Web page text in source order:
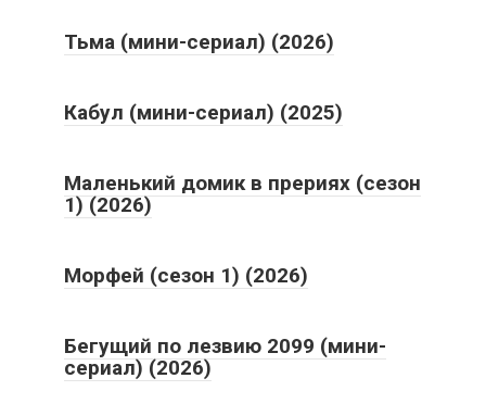
Тьма (мини-сериал) (2026)
Кабул (мини-сериал) (2025)
Маленький домик в прериях (сезон
1) (2026)
Морфей (сезон 1) (2026)
Бегущий по лезвию 2099 (мини-
сериал) (2026)